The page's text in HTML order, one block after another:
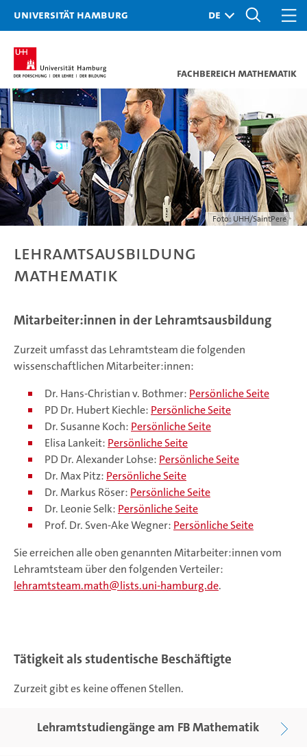
Universität Hamburg
Fachbereich Mathematik
Foto: UHH/SaintPere
Lehramtsausbildung
Mathematik
Mitarbeiter:innen in der Lehramtsausbildung
Zurzeit umfasst das Lehramtsteam die folgenden
wissenschaftlichen Mitarbeiter:innen:
Dr. Hans-Christian v. Bothmer: Persönliche Seite
PD Dr. Hubert Kiechle: Persönliche Seite
Dr. Susanne Koch: Persönliche Seite
Elisa Lankeit: Persönliche Seite
PD Dr. Alexander Lohse: Persönliche Seite
Dr. Max Pitz: Persönliche Seite
Dr. Markus Röser: Persönliche Seite
Dr. Leonie Selk: Persönliche Seite
Prof. Dr. Sven-Ake Wegner: Persönliche Seite
Sie erreichen alle oben genannten Mitarbeiter:innen vom
Lehramtsteam über den folgenden Verteiler:
lehramtsteam.math
lists.uni-hamburg.de.
Tätigkeit als studentische Beschäftigte
Zurzeit gibt es keine offenen Stellen.
Lehramtstudiengänge am FB Mathematik